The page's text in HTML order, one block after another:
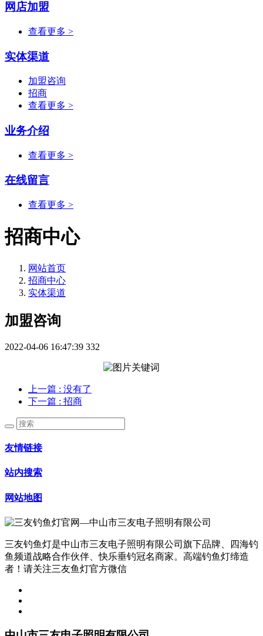
网店加盟
查看更多 >
实体渠道
加盟咨询
招商
查看更多 >
业务介绍
查看更多 >
在线留言
查看更多 >
招商中心
网站首页
招商中心
实体渠道
加盟咨询
2022-04-06 16:47:39 332
上一篇 : 没有了
下一篇 : 招商
友情链接
站内搜索
网站地图
三友钓鱼灯是中山市三友电子照明有限公司旗下品牌、四海钓
鱼频道战略合作伙伴、快乐垂钓冠名商家。高端钓鱼灯缔造
者！请关注三友鱼灯官方微信